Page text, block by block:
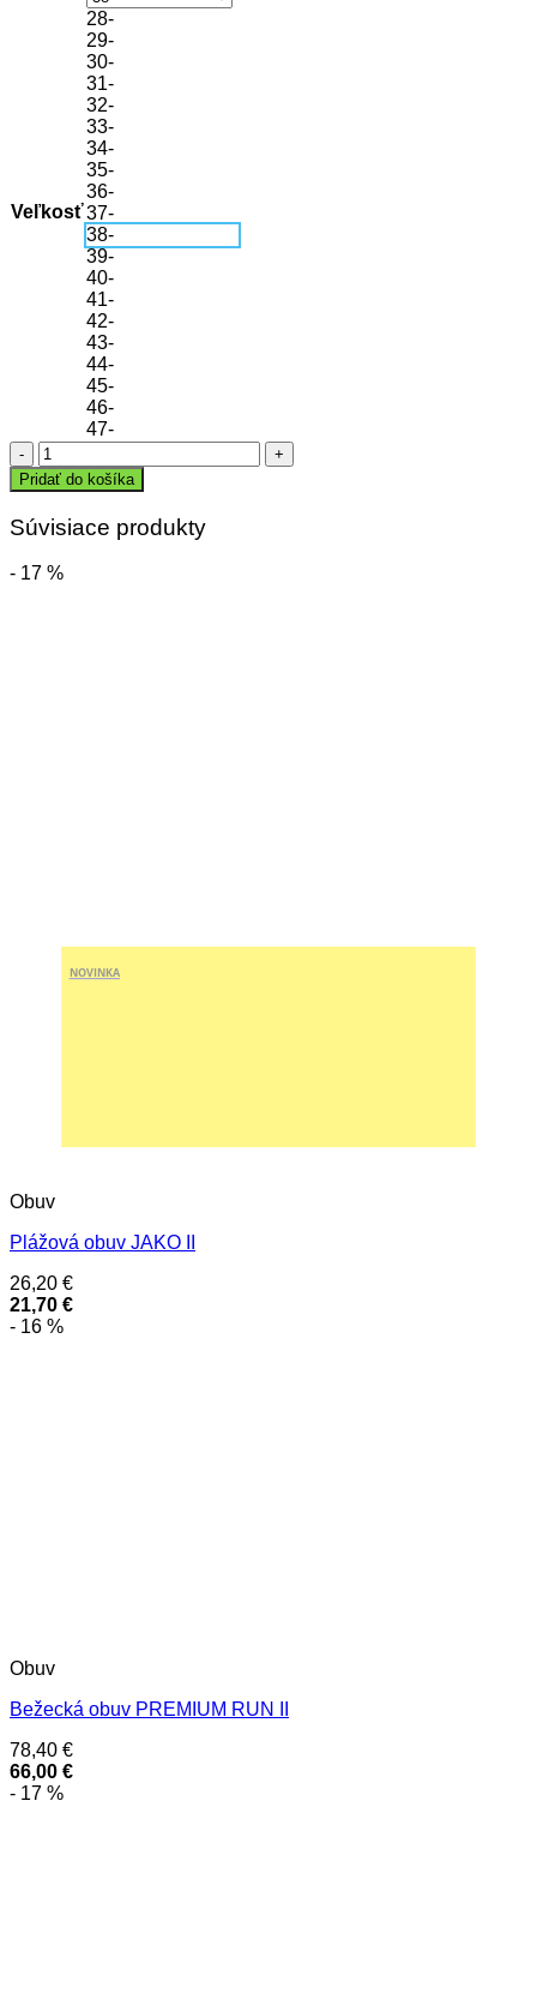
Veľkosť
28-
29-
30-
31-
32-
33-
34-
35-
36-
37-
38-
39-
40-
41-
42-
43-
44-
45-
46-
47-
množstvo
Plážová
obuv
JAKO
Pridať do košíka
Súvisiace produkty
- 17 %
NOVINKA
Obuv
Plážová obuv JAKO II
26,20 €
21,70 €
- 16 %
Obuv
Bežecká obuv PREMIUM RUN II
78,40 €
66,00 €
- 17 %